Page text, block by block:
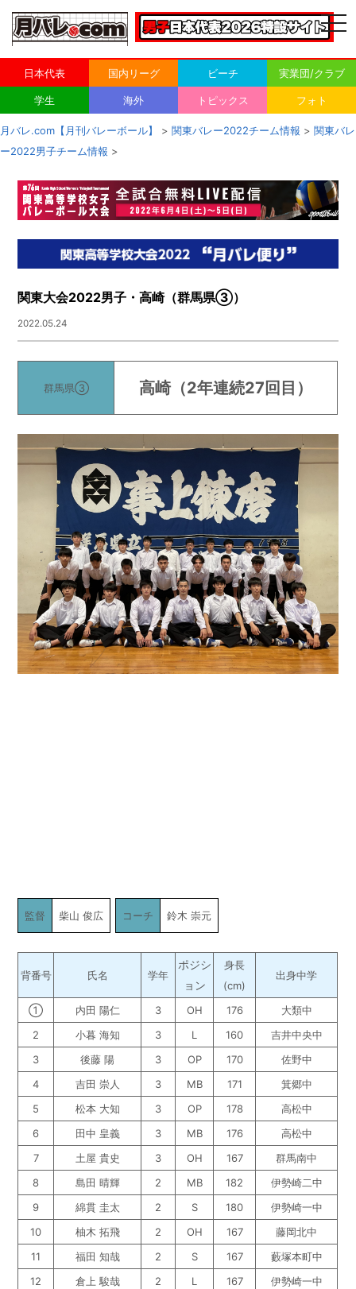
日本代表 国内リーグ ビーチ 実業団/クラブ
学生 海外 トピックス フォト
月バレ.com【月刊バレーボール】 > 関東バレー2022チーム情報 > 関東バレ
ー2022男子チーム情報 >
関東大会2022男子・高崎（群馬県③）
2022.05.24
群馬県③ 高崎（2年連続27回目）
監督 柴山 俊広 コーチ 鈴木 崇元
背番号 氏名 学年
ポジシ
ョン
身長
(cm)
出身中学
① 内田 陽仁 3 OH 176
大類中
2
小暮 海知 3 L 160
吉井中央中
3
後藤 陽 3 OP 170
佐野中
4
吉田 崇人 3 MB 171
箕郷中
5
松本 大知 3 OP 178
高松中
6
田中 皇義 3 MB 176
高松中
7
土屋 貴史 3 OH 167
群馬南中
8
島田 晴輝 2 MB 182
伊勢崎二中
9
綿貫 圭太 2 S 180
伊勢崎一中
10
柚木 拓飛 2 OH 167
藤岡北中
11
福田 知哉 2 S 167
藪塚本町中
12
倉上 駿哉 2 L 167
伊勢崎一中